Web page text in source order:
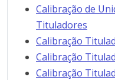
Calibração de
Tituladores
Calibração
Calibração
Calibração